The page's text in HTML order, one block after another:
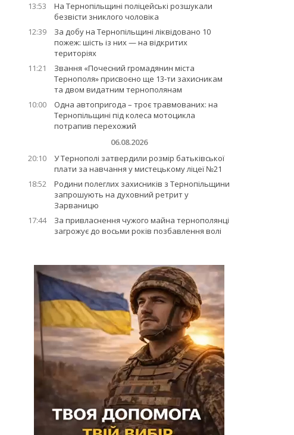
13:53
На Тернопільщині поліцейські розшукали
безвісти зниклого чоловіка
12:39
За добу на Тернопільщині ліквідовано 10
пожеж: шість із них — на відкритих
територіях
11:21
Звання «Почесний громадянин міста
Тернополя» присвоєно ще 13-ти захисникам
та двом видатним тернополянам
10:00
Одна автопригода – троє травмованих: на
Тернопільщині під колеса мотоцикла
потрапив перехожий
06.08.2026
20:10
У Тернополі затвердили розмір батьківської
плати за навчання у мистецькому ліцеї №21
18:52
Родини полеглих захисників з Тернопільщини
запрошують на духовний ретрит у
Зарваницю
17:44
За привласнення чужого майна тернополянці
загрожує до восьми років позбавлення волі